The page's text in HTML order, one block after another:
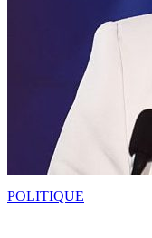
POLITIQUE